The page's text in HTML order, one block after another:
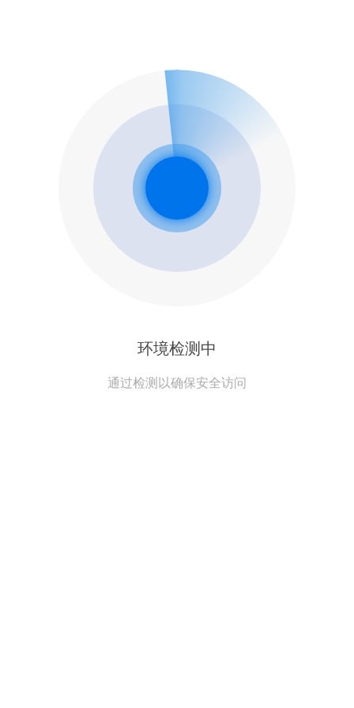
环境检测中
通过检测以确保安全访问